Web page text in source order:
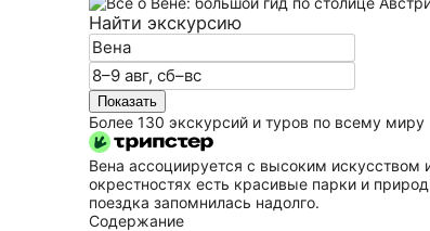
Найти экскурсию
Показать
Более 130 экскурсий и туров по всему миру
Вена ассоциируется с высоким искусством
окрестностях есть красивые парки и
поездка запомнилась надолго.
Содержание